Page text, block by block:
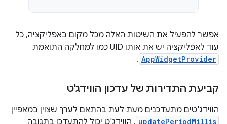
אפשר להפעיל את השיטות האלה מכל מקום באפליקציה, כל
עוד לאפליקציה יש את אותו UID כמו למחלקה התואמת
AppWidgetProvider
.
קביעת התדירות של עדכון הווידג'ט
הווידג'טים מתעדכנים מעת לעת בהתאם לערך שצוין במאפיין
updatePeriodMillis . הווידג'ט יכול להתעדכן בתגובה